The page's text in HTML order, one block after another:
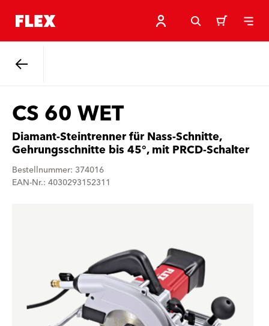
CS 60 WET
Diamant-Steintrenner für Nass-Schnitte,
Gehrungsschnitte bis 45°, mit PRCD-Schalter
Bestellnummer: 374016
EAN-Nr.: 4030293152311